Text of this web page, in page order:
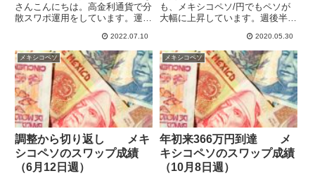
さんこんにちは。高金利通貨で分
散スワポ運用をしています。運用
ポ収益は107,643円で、先週の
109,647円から減少してしまいま
した。ポーランドズロチのポジ追
加がプラス寄与でした...
2022.07.10
も、メキシコペソ/円でもペソが
大幅に上昇しています。週後半に
だ中で、ペソはかなりがんばりま
した。おかげでペソがらみの運用
全体では損益はプラスとなってい
ます。来週もどこまで伸ばせる
か...
2020.05.30
メキシコペソ
調整から切り返し メキ
シコペソのスワップ成績
（6月12日週）
メキシコペソ
年初来366万円到達 メ
キシコペソのスワップ成績
（10月8日週）